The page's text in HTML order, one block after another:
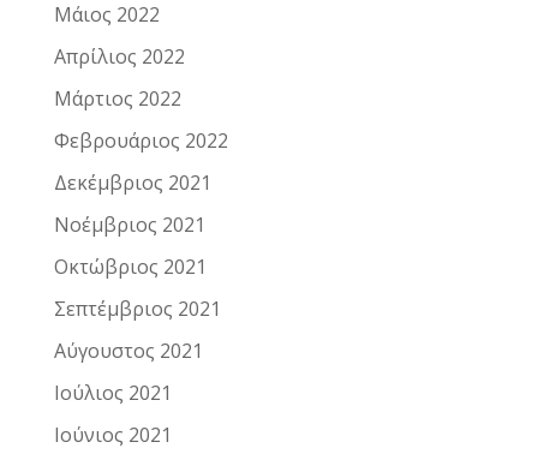
Μάιος 2022
Απρίλιος 2022
Μάρτιος 2022
Φεβρουάριος 2022
Δεκέμβριος 2021
Νοέμβριος 2021
Οκτώβριος 2021
Σεπτέμβριος 2021
Αύγουστος 2021
Ιούλιος 2021
Ιούνιος 2021